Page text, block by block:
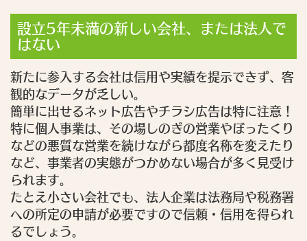
設立5年未満の新しい会社、または法人で
はない
新たに参入する会社は信用や実績を提示できず、客
観的なデータが乏しい。
簡単に出せるネット広告やチラシ広告は特に注意！
特に個人事業は、その場しのぎの営業やぼったくり
などの悪質な営業を続けながら都度名称を変えたり
など、事業者の実態がつかめない場合が多く見受け
られます。
たとえ小さい会社でも、法人企業は法務局や税務署
への所定の申請が必要ですので信頼・信用を得られ
るでしょう。